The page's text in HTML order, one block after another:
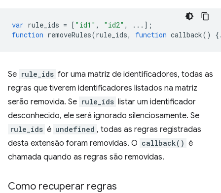
var rule_ids = [ "id1" , "id2" ,
...];
function removeRules(rule_ids, function callback()
Se rule_ids for uma matriz de identificadores, todas as
regras que tiverem identificadores listados na matriz
serão removida. Se rule_ids listar um identificador
desconhecido, ele será ignorado silenciosamente. Se
rule_ids é undefined , todas as regras registradas
desta extensão foram removidas. O callback() é
chamada quando as regras são removidas.
Como recuperar regras